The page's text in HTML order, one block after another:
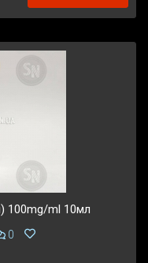
100mg/ml 10мл
0